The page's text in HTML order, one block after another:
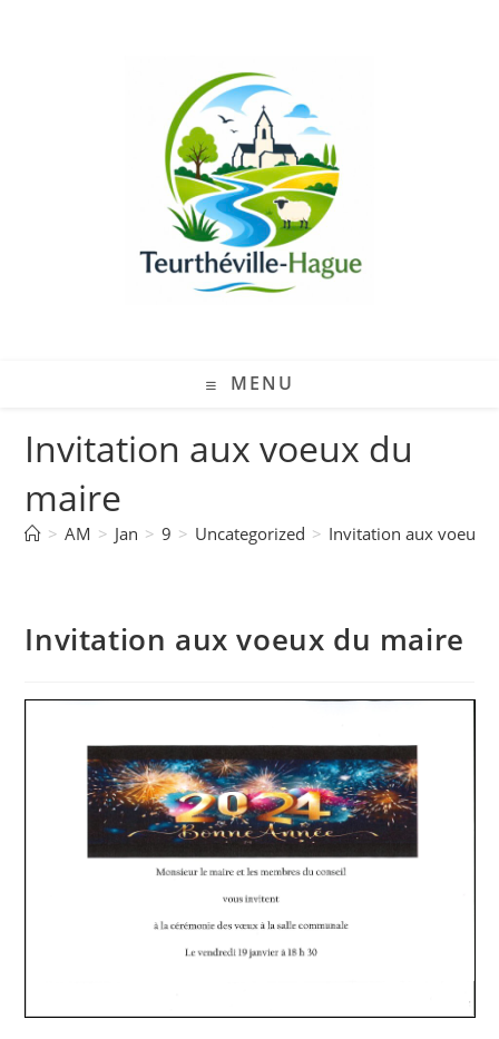
MENU
Invitation aux voeux du
maire
> AM > Jan > 9 > Uncategorized > Invitation aux voeux
Invitation aux voeux du maire